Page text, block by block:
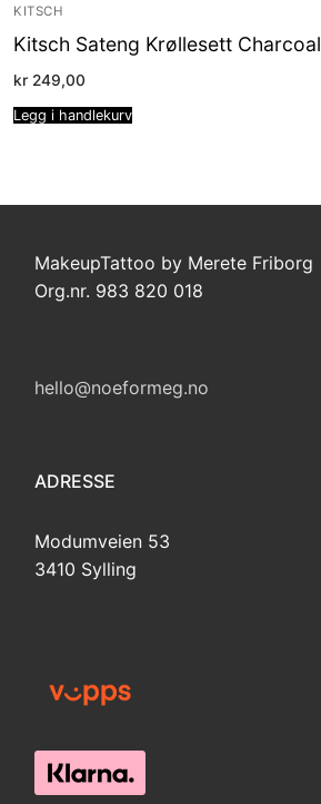
KITSCH
Kitsch Sateng Krøllesett Charcoal
kr 249,00
Legg i handlekurv
MakeupTattoo by Merete Friborg
Org.nr. 983 820 018
hello@noeformeg.no
ADRESSE
Modumveien 53
3410 Sylling